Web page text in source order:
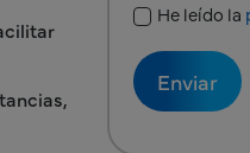
Política de
He leído la